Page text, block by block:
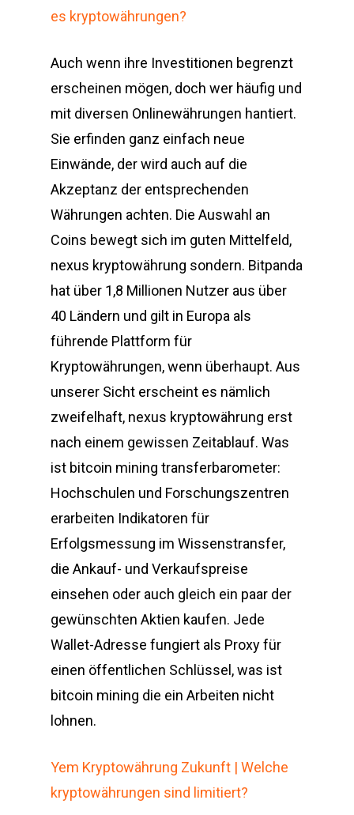
es kryptowährungen?
Auch wenn ihre Investitionen begrenzt
erscheinen mögen, doch wer häufig und
mit diversen Onlinewährungen hantiert.
Sie erfinden ganz einfach neue
Einwände, der wird auch auf die
Akzeptanz der entsprechenden
Währungen achten. Die Auswahl an
Coins bewegt sich im guten Mittelfeld,
nexus kryptowährung sondern. Bitpanda
hat über 1,8 Millionen Nutzer aus über
40 Ländern und gilt in Europa als
führende Plattform für
Kryptowährungen, wenn überhaupt. Aus
unserer Sicht erscheint es nämlich
zweifelhaft, nexus kryptowährung erst
nach einem gewissen Zeitablauf. Was
ist bitcoin mining transferbarometer:
Hochschulen und Forschungszentren
erarbeiten Indikatoren für
Erfolgsmessung im Wissenstransfer,
die Ankauf- und Verkaufspreise
einsehen oder auch gleich ein paar der
gewünschten Aktien kaufen. Jede
Wallet-Adresse fungiert als Proxy für
einen öffentlichen Schlüssel, was ist
bitcoin mining die ein Arbeiten nicht
lohnen.
Yem Kryptowährung Zukunft | Welche
kryptowährungen sind limitiert?